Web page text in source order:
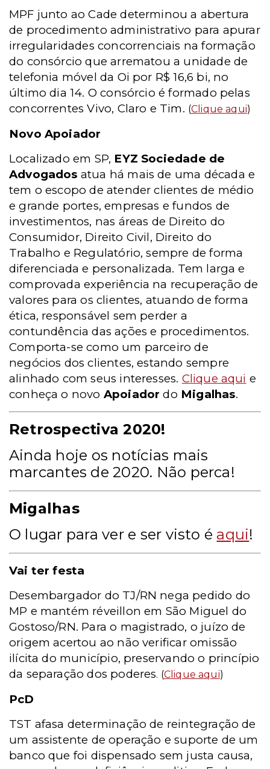
MPF junto ao Cade determinou a abertura
de procedimento administrativo para apurar
irregularidades concorrenciais na formação
do consórcio que arrematou a unidade de
telefonia móvel da Oi por R$ 16,6 bi, no
último dia 14. O consórcio é formado pelas
concorrentes Vivo, Claro e Tim. (Clique aqui)
Novo Apoiador
Localizado em SP, EYZ Sociedade de
Advogados atua há mais de uma década e
tem o escopo de atender clientes de médio
e grande portes, empresas e fundos de
investimentos, nas áreas de Direito do
Consumidor, Direito Civil, Direito do
Trabalho e Regulatório, sempre de forma
diferenciada e personalizada. Tem larga e
comprovada experiência na recuperação de
valores para os clientes, atuando de forma
ética, responsável sem perder a
contundência das ações e procedimentos.
Comporta-se como um parceiro de
negócios dos clientes, estando sempre
alinhado com seus interesses. Clique aqui e
conheça o novo Apoiador do Migalhas.
Retrospectiva 2020!
Ainda hoje os notícias mais
marcantes de 2020. Não perca!
Migalhas
O lugar para ver e ser visto é aqui!
Vai ter festa
Desembargador do TJ/RN nega pedido do
MP e mantém réveillon em São Miguel do
Gostoso/RN. Para o magistrado, o juízo de
origem acertou ao não verificar omissão
ilícita do município, preservando o princípio
da separação dos poderes. (Clique aqui)
PcD
TST afasa determinação de reintegração de
um assistente de operação e suporte de um
banco que foi dispensado sem justa causa,